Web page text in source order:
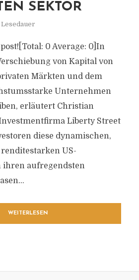
SEKTOR
0 Average: 0]In
von Kapital von
Märkten und dem
Unternehmen
erläutert Christian
Liberty Street
diese dynamischen,
US-
aufregendsten
WEITERLESEN